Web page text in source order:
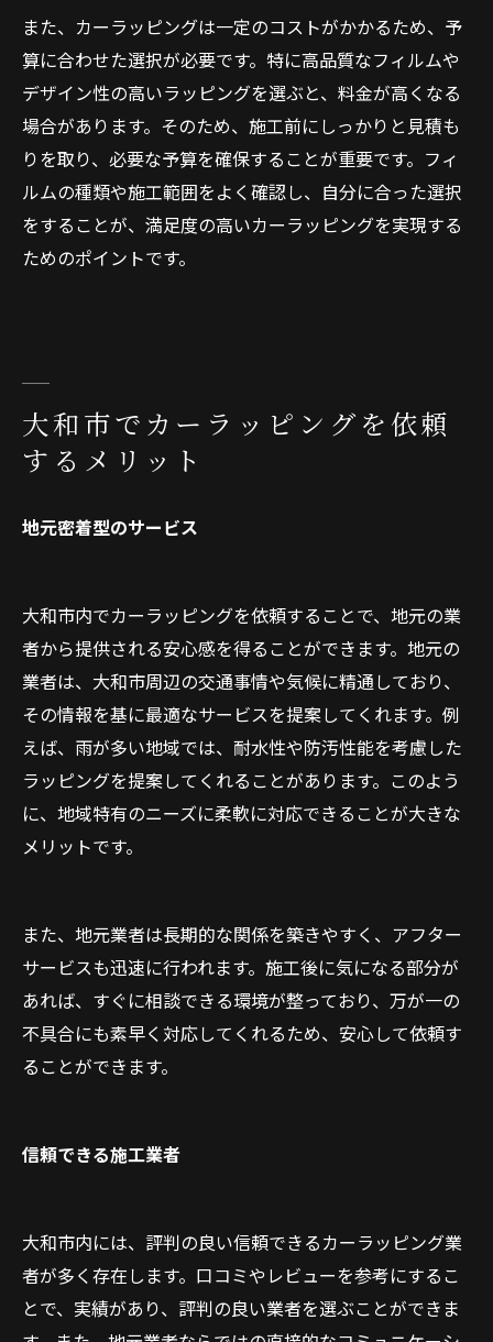
また、カーラッピングは一定のコストがかかるため、予
算に合わせた選択が必要です。特に高品質なフィルムや
デザイン性の高いラッピングを選ぶと、料金が高くなる
場合があります。そのため、施工前にしっかりと見積も
りを取り、必要な予算を確保することが重要です。フィ
ルムの種類や施工範囲をよく確認し、自分に合った選択
をすることが、満足度の高いカーラッピングを実現する
ためのポイントです。
大和市でカーラッピングを依頼
するメリット
地元密着型のサービス
大和市内でカーラッピングを依頼することで、地元の業
者から提供される安心感を得ることができます。地元の
業者は、大和市周辺の交通事情や気候に精通しており、
その情報を基に最適なサービスを提案してくれます。例
えば、雨が多い地域では、耐水性や防汚性能を考慮した
ラッピングを提案してくれることがあります。このよう
に、地域特有のニーズに柔軟に対応できることが大きな
メリットです。
また、地元業者は長期的な関係を築きやすく、アフター
サービスも迅速に行われます。施工後に気になる部分が
あれば、すぐに相談できる環境が整っており、万が一の
不具合にも素早く対応してくれるため、安心して依頼す
ることができます。
信頼できる施工業者
大和市内には、評判の良い信頼できるカーラッピング業
者が多く存在します。口コミやレビューを参考にするこ
とで、実績があり、評判の良い業者を選ぶことができま